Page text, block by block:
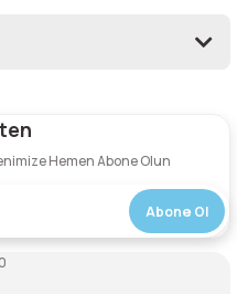
Hemen Abone Olun
Abone Ol